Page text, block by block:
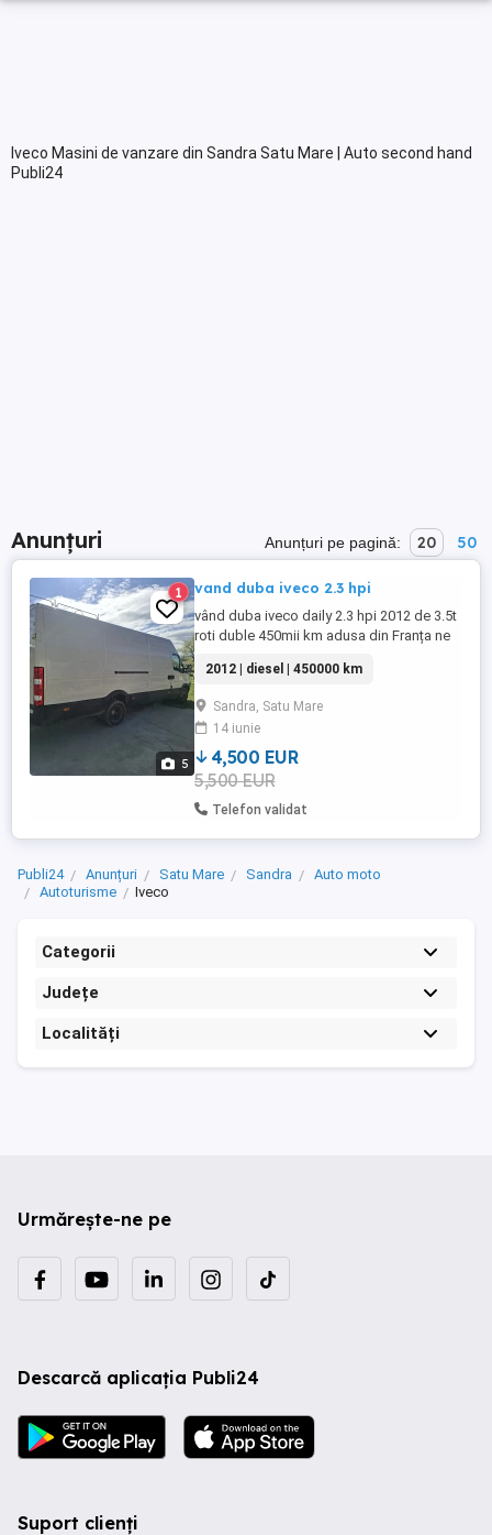
Iveco Masini de vanzare din Sandra Satu Mare | Auto second hand
Publi24
Anunțuri Anunțuri pe pagină: 20 50
5
1 vand duba iveco 2.3 hpi
vând duba iveco daily 2.3 hpi 2012 de 3.5t
roti duble 450mii km adusa din Franța ne
2012 | diesel | 450000 km
Sandra, Satu Mare
14 iunie
4,500 EUR
5,500 EUR
Telefon validat
Publi24 Anunțuri Satu Mare Sandra
Auto moto
Autoturisme
Iveco
Categorii
Județe
Localități
Urmărește-ne pe
Descarcă aplicația Publi24
Suport clienți